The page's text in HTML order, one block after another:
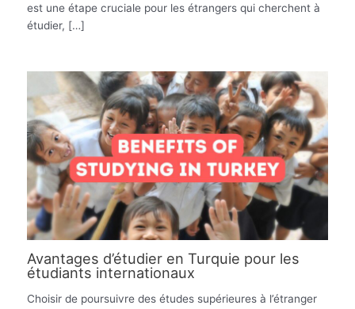
est une étape cruciale pour les étrangers qui cherchent à
étudier, […]
Avantages d’étudier en Turquie pour les
étudiants internationaux
Choisir de poursuivre des études supérieures à l’étranger